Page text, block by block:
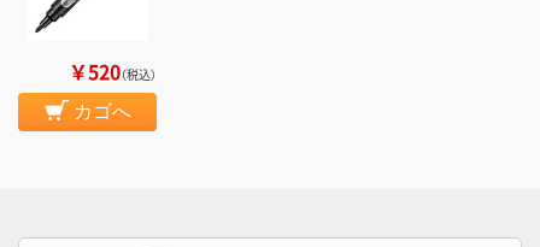
￥520（税込）
カゴへ